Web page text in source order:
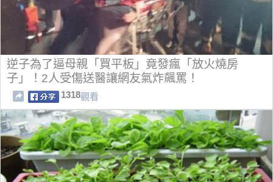
逆子為了逼母親「買平板」竟發瘋「放火燒房
子」！2人受傷送醫讓網友氣炸飆罵！
1318觀看